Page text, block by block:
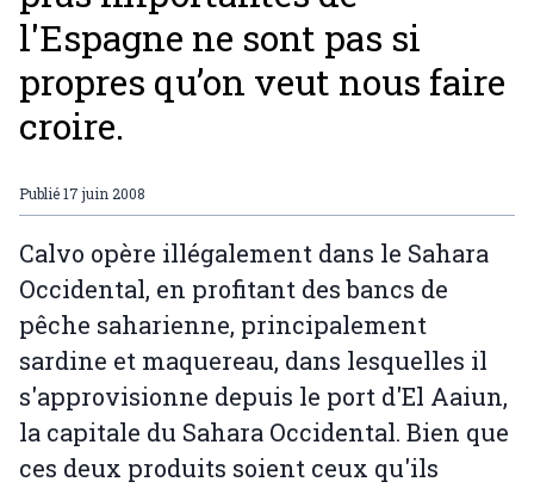
l'Espagne ne sont pas si
propres qu’on veut nous faire
croire.
Publié17 juin 2008
Calvo opère illégalement dans le Sahara
Occidental, en profitant des bancs de
pêche saharienne, principalement
sardine et maquereau, dans lesquelles il
s'approvisionne depuis le port d'El Aaiun,
la capitale du Sahara Occidental. Bien que
ces deux produits soient ceux qu'ils